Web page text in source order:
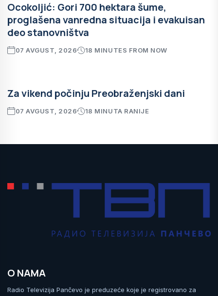
Ocokoljić: Gori 700 hektara šume,
proglašena vanredna situacija i evakuisan
deo stanovništva
07 AVGUST, 2026 18 MINUTES FROM NOW
Za vikend počinju Preobraženjski dani
07 AVGUST, 2026 18 MINUTA RANIJE
O NAMA
Radio Televizija Pančevo je preduzeće koje je registrovano za